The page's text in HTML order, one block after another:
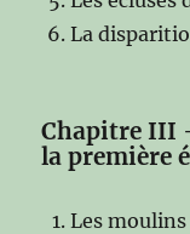
La
Chapitre III
la première
Les